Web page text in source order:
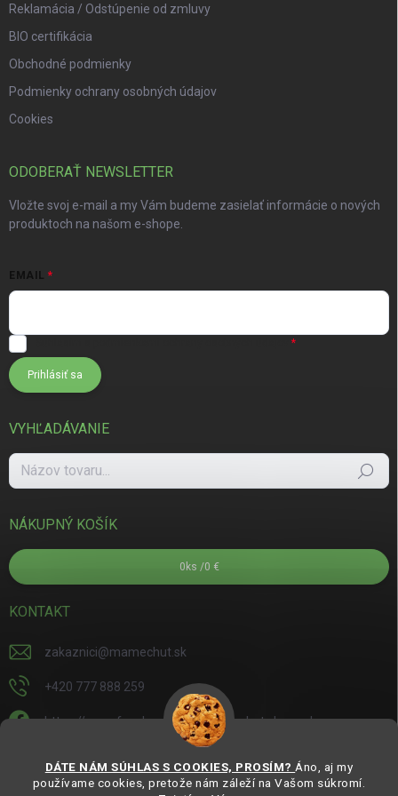
DÁTE NÁM SÚHLAS S COOKIES, PROSÍM? Áno, aj my
používame cookies, pretože nám záleží na Vašom súkromí.
Reklamácia / Odstúpenie od zmluvy
BIO certifikácia
Obchodné podmienky
Podmienky ochrany osobných údajov
Cookies
ODOBERAŤ NEWSLETTER
Vložte svoj e-mail a my Vám budeme zasielať informácie o nových
produktoch na našom e-shope.
EMAIL
Prihlásiť sa
VYHĽADÁVANIE
Hľadať
NÁKUPNÝ KOŠÍK
0 ks /0 €
KONTAKT
zakaznici@mamechut.sk
+420 777 888 259
https://www.facebook.com/mamechut.slovensko
https://www.youtube.com/@mamechutczsk